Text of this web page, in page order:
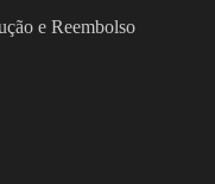
e Reembolso